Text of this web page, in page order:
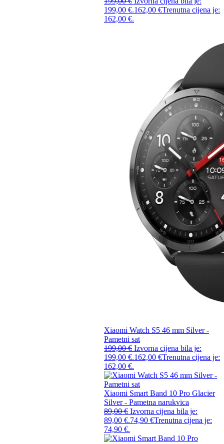
199,00 €.162,00 €Trenutna cijena je:
162,00 €.
Xiaomi Watch S5 46 mm Silver -
Pametni sat
199,00€ Izvorna cijena bila je:
199,00 €.162,00 €Trenutna cijena je:
162,00 €.
Xiaomi Smart Band 10 Pro Glacier
Silver - Pametna narukvica
89,00€ Izvorna cijena bila je:
89,00 €.74,90 €Trenutna cijena je:
74,90 €.